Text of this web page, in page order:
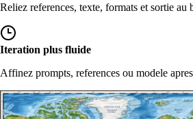
Reliez references, texte, formats et sortie au
Iteration plus fluide
Affinez prompts, references ou modele